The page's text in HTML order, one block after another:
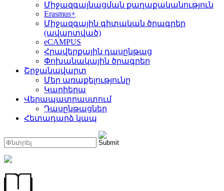
Միջազգայնացման քաղաքականություն
Erasmus+
Միջազգային գիտական ծրագրեր
(ավարտված)
eCAMPUS
Հրավերքային դասընթաց
Փոխանակային ծրագրեր
Շրջանավարտ
Մեր առաքելությունը
Կարիերա
Վերապատրաստում
Դասընթացներ
Հետադարձ կապ